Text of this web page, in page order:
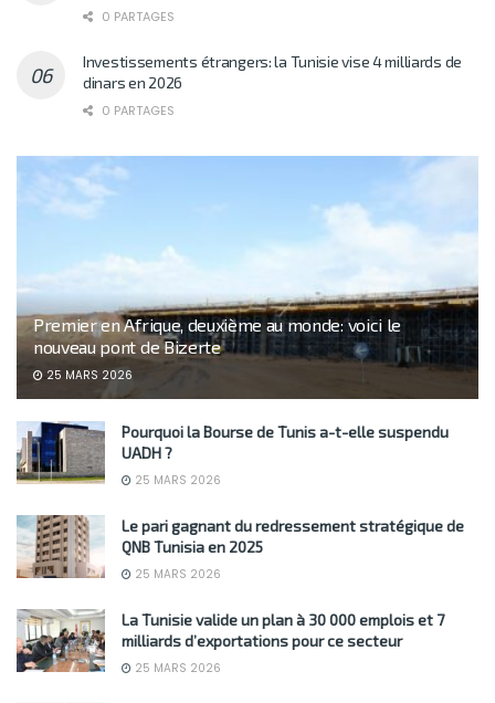
0 PARTAGES
Investissements étrangers: la Tunisie vise 4 milliards de
dinars en 2026
0 PARTAGES
Premier en Afrique, deuxième au monde: voici le
nouveau pont de Bizerte
25 MARS 2026
Pourquoi la Bourse de Tunis a-t-elle suspendu
UADH ?
25 MARS 2026
Le pari gagnant du redressement stratégique de
QNB Tunisia en 2025
25 MARS 2026
La Tunisie valide un plan à 30 000 emplois et 7
milliards d’exportations pour ce secteur
25 MARS 2026